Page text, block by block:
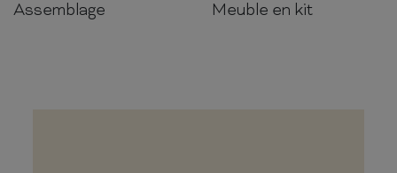
Assemblage
Meuble en kit